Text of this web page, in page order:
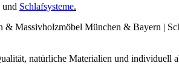
und Schlafsysteme.
natürliche Materialien und individuell